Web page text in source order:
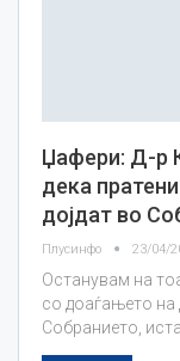
Џафери: Д-р
дека
дојдат во
Плусинфо 23/04/
Останувам на
со доаѓањето на
Собранието,